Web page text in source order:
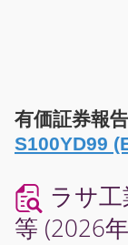
有価証券報
S100YD99
ラサ
等 (2026